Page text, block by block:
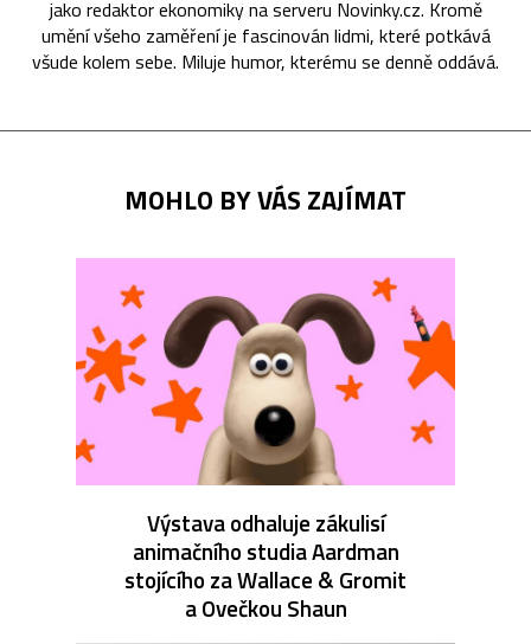
jako redaktor ekonomiky na serveru Novinky.cz. Kromě
umění všeho zaměření je fascinován lidmi, které potkává
všude kolem sebe. Miluje humor, kterému se denně oddává.
MOHLO BY VÁS ZAJÍMAT
Výstava odhaluje zákulisí
animačního studia Aardman
stojícího za Wallace & Gromit
a Ovečkou Shaun